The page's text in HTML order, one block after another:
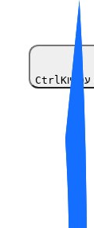
Ctrl K